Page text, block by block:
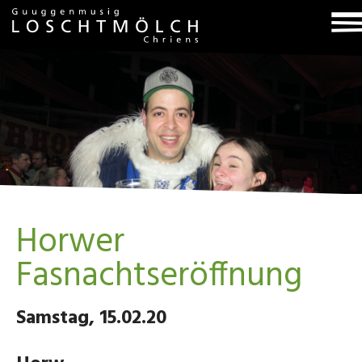
Horwer
Fasnachtseröffnung
Samstag, 15.02.20